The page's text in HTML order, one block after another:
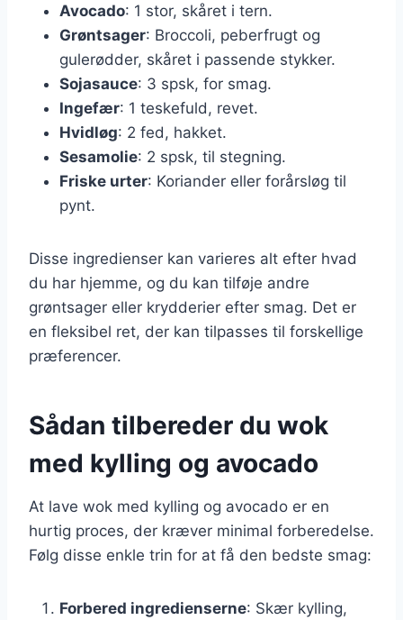
Avocado: 1 stor, skåret i tern.
Grøntsager: Broccoli, peberfrugt og
gulerødder, skåret i passende stykker.
Sojasauce: 3 spsk, for smag.
Ingefær: 1 teskefuld, revet.
Hvidløg: 2 fed, hakket.
Sesamolie: 2 spsk, til stegning.
Friske urter: Koriander eller forårsløg til
pynt.
Disse ingredienser kan varieres alt efter hvad
du har hjemme, og du kan tilføje andre
grøntsager eller krydderier efter smag. Det er
en fleksibel ret, der kan tilpasses til forskellige
præferencer.
Sådan tilbereder du wok
med kylling og avocado
At lave wok med kylling og avocado er en
hurtig proces, der kræver minimal forberedelse.
Følg disse enkle trin for at få den bedste smag:
Forbered ingredienserne: Skær kylling,